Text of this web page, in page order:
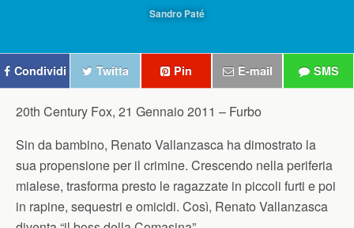
Sandro Paté
Condividi Twitta Pin E-mail SMS
20th Century Fox, 21 Gennaio 2011 – Furbo
Sin da bambino, Renato Vallanzasca ha dimostrato la
sua propensione per il crimine. Crescendo nella periferia
mialese, trasforma presto le ragazzate in piccoli furti e poi
in rapine, sequestri e omicidi. Così, Renato Vallanzasca